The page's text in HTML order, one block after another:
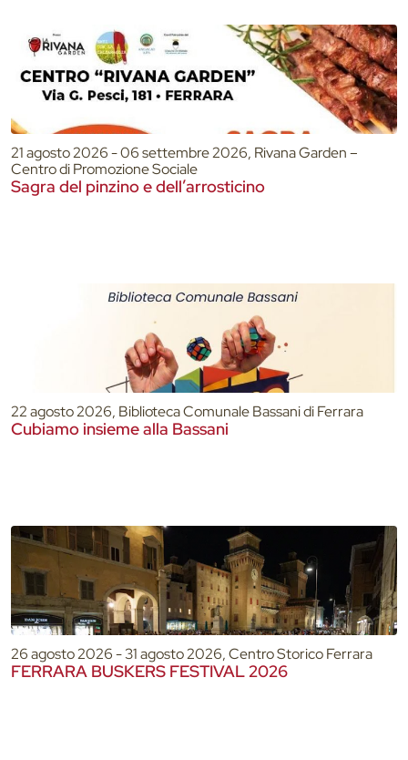
21 agosto 2026 - 06 settembre 2026, Rivana Garden –
Centro di Promozione Sociale
Sagra del pinzino e dell’arrosticino
22 agosto 2026, Biblioteca Comunale Bassani di Ferrara
Cubiamo insieme alla Bassani
26 agosto 2026 - 31 agosto 2026, Centro Storico Ferrara
FERRARA BUSKERS FESTIVAL 2026